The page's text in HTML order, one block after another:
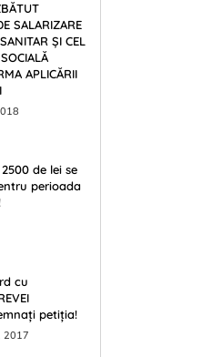
SALARIZARE
ŞI CEL
APLICĂRII
de lei se
perioada
cu
petiția!
2017